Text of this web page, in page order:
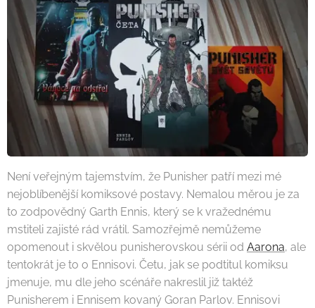
Není veřejným tajemstvím, že Punisher patří mezi mé
nejoblíbenější komiksové postavy. Nemalou měrou je za
to zodpovědný Garth Ennis, který se k vražednému
mstiteli zajisté rád vrátil. Samozřejmě nemůžeme
opomenout i skvělou punisherovskou sérii od Aarona, ale
tentokrát je to o Ennisovi. Četu, jak se podtitul komiksu
jmenuje, mu dle jeho scénáře nakreslil již taktéž
Punisherem i Ennisem kovaný Goran Parlov. Ennisovi